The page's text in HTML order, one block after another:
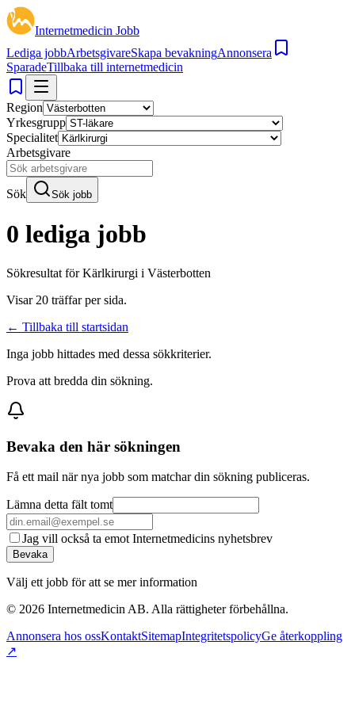
Internetmedicin Jobb
Lediga jobbArbetsgivareSkapa bevakningAnnonsera
SparadeTillbaka till internetmedicin
Region
Yrkesgrupp
Specialitet
Arbetsgivare
Sök Sök jobb
0 lediga jobb
Sökresultat förKärlkirurgi i Västerbotten
Visar 20 träffar per sida.
← Tillbaka till startsidan
Inga jobb hittades med dessa sökkriterier.
Prova att bredda din sökning.
Bevaka den här sökningen
Få ett mail när nya jobb som matchar din sökning publiceras.
Lämna detta fält tomt
Jag vill också ta emot Internetmedicins nyhetsbrev
Bevaka
Välj ett jobb för att se mer information
© 2026 Internetmedicin AB. Alla rättigheter förbehållna.
Annonsera hos ossKontaktSitemapIntegritetspolicyGe återkoppling
↗